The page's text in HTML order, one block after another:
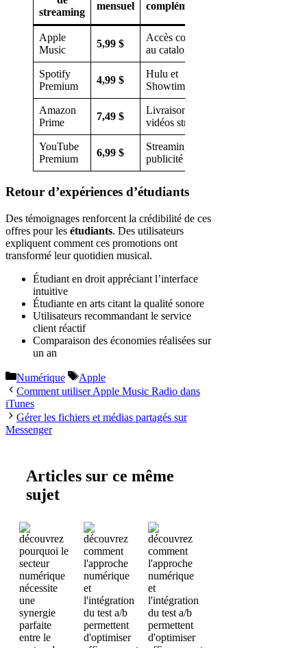
streaming
mensuel complémentaire
Apple
Music
5,99 $
Accès complet
au catalogue
Spotify
Premium
4,99 $
Hulu et
Showtime inclus
Amazon
Prime
7,49 $
Livraison et
vidéos streaming
YouTube
Premium
6,99 $
Streaming sans
publicité
Retour d’expériences d’étudiants
Des témoignages renforcent la crédibilité de ces
offres pour les étudiants. Des utilisateurs
expliquent comment ces promotions ont
transformé leur quotidien musical.
Étudiant en droit appréciant l’interface
intuitive
Étudiante en arts citant la qualité sonore
Utilisateurs recommandant le service
client réactif
Comparaison des économies réalisées sur
un an
Catégories
Numérique Étiquettes
Apple
Comment utiliser Apple Music Radio dans
iTunes
Gérer les fichiers et médias partagés sur
Messenger
Articles sur ce même
sujet